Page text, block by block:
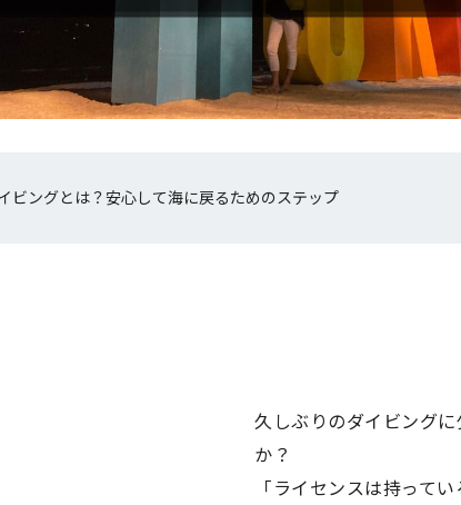
ビングとは？安心して海に戻るためのステップ
久しぶりのダイビング
か？
「ライセンスは持って